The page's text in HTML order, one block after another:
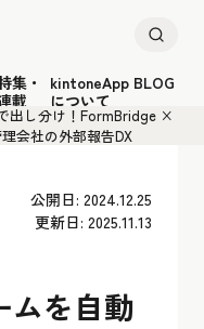
集・
載
kintoneApp BLOG
について
出し分け！FormBridge ×
会社の外部報告DX
公開日: 2024.12.25
更新日: 2025.11.13
ムを自動